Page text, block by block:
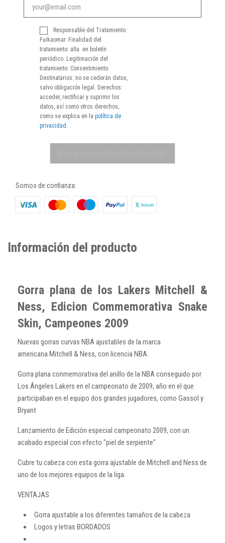
Responsable del Tratamiento:
Fuikaomar. Finalidad del
tratamiento: alta en boletín
periódico. Legitimación del
tratamiento: Consentimiento.
Destinatarios: no se cederán datos,
salvo obligación legal. Derechos:
acceder, rectificar y suprimir los
datos, así como otros derechos,
como se explica en la política de
privacidad .
Somos de confianza:
Información del producto
Gorra plana de los Lakers Mitchell &
Ness, Edicion Commemorativa Snake
Skin, Campeones 2009
Nuevas gorras curvas NBA ajustables de la marca
americana Mitchell & Ness, con licencia NBA.
Gorra plana conmemorativa del anillo de la NBA conseguido por
Los Ángeles Lakers en el campeonato de 2009, año en el que
participaban en el equipo dos grandes jugadores, como Gassol y
Bryant
Lanzamiento de Edición especial campeonato 2009, con un
acabado especial con efecto "piel de serpiente"
Cubre tu cabeza con esta gorra ajustable de Mitchell and Ness de
uno de los mejores equipos de la liga.
VENTAJAS
Gorra ajustable a los diferentes tamaños de la cabeza
Logos y letras BORDADOS